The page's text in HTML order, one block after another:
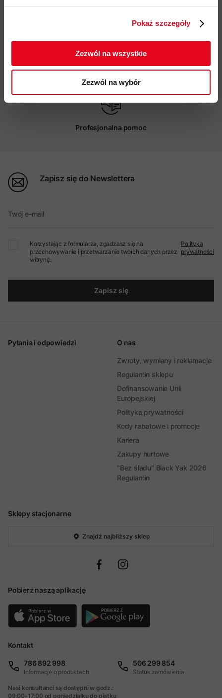
Pokaż szczegóły
Zezwól na wszystkie
Zezwól na wybór
Darmowa dostawa od 200 zł
Profesjonalna pomoc
Zapisz się do Newslettera
Twój e-mail
Korzystając z formularza, zgadzasz się na
przechowywanie i przetwarzanie twoich danych przez
witrynę.
Polityka
prywatności
Zapisz się
Sklepy stacjonarne
Znajdź najbliższy sklep
Pobierz naszą aplikację
Pytania i odpowiedzi O nas
Zwroty, wymiany i reklamacje
Regulamin sklepu
Dofinansowanie Unii
Europejskiej
Polityka prywatności
Kody rabatowe i promocje
Kariera
Zakupy hurtowe
"Bez śladu" Black Yak 2026
Regulamin
Kontakt
786 892 998
Informacje o produktach
506 299 854
Status zamówienia
Nasi konsultanci są dostępni w godz.:
09:00-17:00 od poniedziałku do piątku
zgodnie z Polityką prywatności.